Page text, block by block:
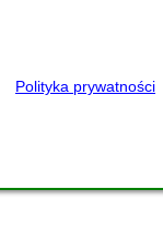
Polityka prywatności